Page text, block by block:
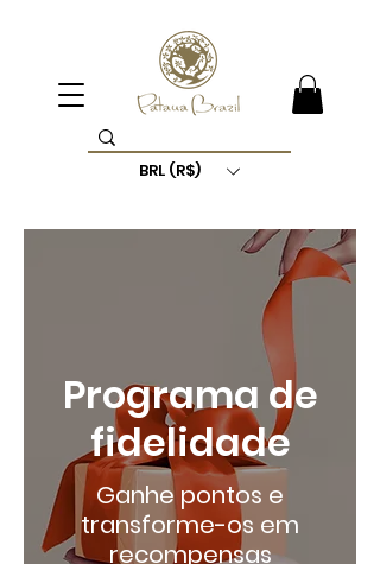
BRL (R$)
Programa de
fidelidade
Ganhe pontos e
transforme-os em
recompensas